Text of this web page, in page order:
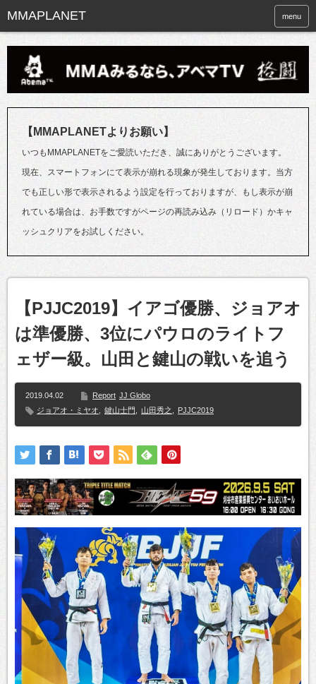
menu
【MMAPLANETよりお願い】
いつもMMAPLANETをご愛読いただき、誠にありがとうございます。
現在、スマートフォンにて表示が崩れる現象が発生しております。当方
でも正しい形で表示されるよう設定を行っておりますが、もし表示が崩
れている場合は、お手数ですがページの再読み込み（リロード）かキャ
ッシュクリアをお試しください。
【PJJC2019】イアゴ優勝、ジョアオ
は準優勝、3位にパウロのライトフ
ェザー級。山田と鍵山の戦いを追う
2019.04.02 Report JJ Globo
ジョアオ・ミヤオ
鍵山士門 山田秀之 PJJC2019